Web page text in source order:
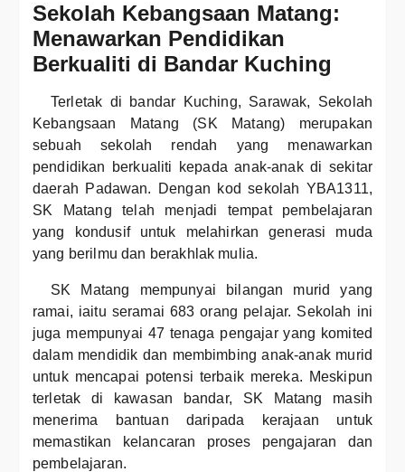
Sekolah Kebangsaan Matang:
Menawarkan Pendidikan
Berkualiti di Bandar Kuching
Terletak di bandar Kuching, Sarawak, Sekolah
Kebangsaan Matang (SK Matang) merupakan
sebuah sekolah rendah yang menawarkan
pendidikan berkualiti kepada anak-anak di sekitar
daerah Padawan. Dengan kod sekolah YBA1311,
SK Matang telah menjadi tempat pembelajaran
yang kondusif untuk melahirkan generasi muda
yang berilmu dan berakhlak mulia.
SK Matang mempunyai bilangan murid yang
ramai, iaitu seramai 683 orang pelajar. Sekolah ini
juga mempunyai 47 tenaga pengajar yang komited
dalam mendidik dan membimbing anak-anak murid
untuk mencapai potensi terbaik mereka. Meskipun
terletak di kawasan bandar, SK Matang masih
menerima bantuan daripada kerajaan untuk
memastikan kelancaran proses pengajaran dan
pembelajaran.